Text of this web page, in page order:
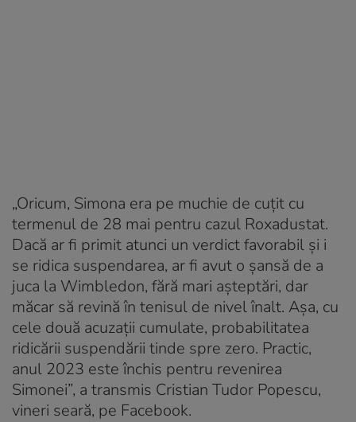
„Oricum, Simona era pe muchie de cuțit cu
termenul de 28 mai pentru cazul Roxadustat.
Dacă ar fi primit atunci un verdict favorabil și i
se ridica suspendarea, ar fi avut o șansă de a
juca la Wimbledon, fără mari așteptări, dar
măcar să revină în tenisul de nivel înalt. Așa, cu
cele două acuzații cumulate, probabilitatea
ridicării suspendării tinde spre zero. Practic,
anul 2023 este închis pentru revenirea
Simonei”, a transmis Cristian Tudor Popescu,
vineri seară, pe Facebook.